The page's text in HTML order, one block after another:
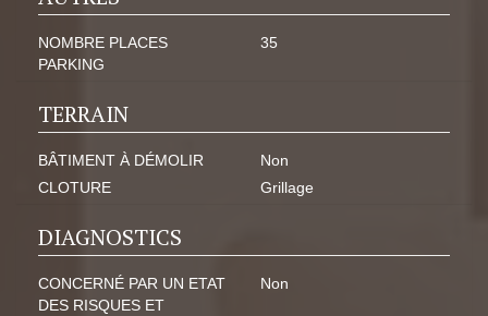
NOMBRE PLACES
PARKING
35
TERRAIN
BÂTIMENT À DÉMOLIR
Non
CLOTURE
Grillage
DIAGNOSTICS
CONCERNÉ PAR UN ETAT
DES RISQUES ET
Non